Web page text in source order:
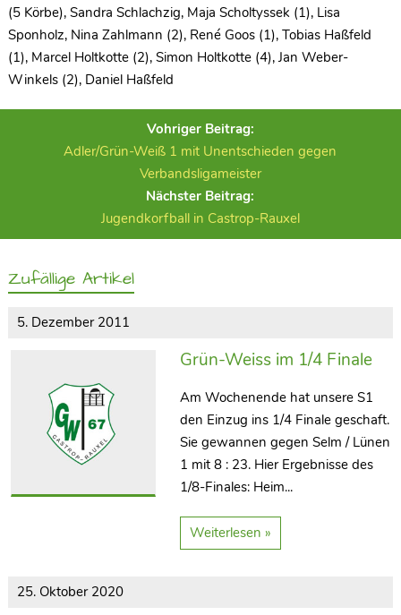
(5 Körbe), Sandra Schlachzig, Maja Scholtyssek (1), Lisa
Sponholz, Nina Zahlmann (2), René Goos (1), Tobias Haßfeld
(1), Marcel Holtkotte (2), Simon Holtkotte (4), Jan Weber-
Winkels (2), Daniel Haßfeld
Vohriger Beitrag:
Adler/Grün-Weiß 1 mit Unentschieden gegen
Verbandsligameister
Nächster Beitrag:
Jugendkorfball in Castrop-Rauxel
Zufällige Artikel
5. Dezember 2011
Grün-Weiss im 1/4 Finale
Am Wochenende hat unsere S1
den Einzug ins 1/4 Finale geschaft.
Sie gewannen gegen Selm / Lünen
1 mit 8 : 23. Hier Ergebnisse des
1/8-Finales: Heim...
Weiterlesen »
25. Oktober 2020